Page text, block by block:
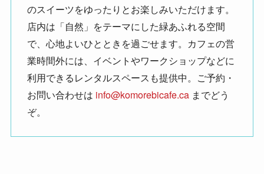
のスイーツをゆったりとお楽しみいただけます。
店内は「自然」をテーマにした緑あふれる空間
で、心地よいひとときを過ごせます。カフェの営
業時間外には、イベントやワークショップなどに
利用できるレンタルスペースも提供中。ご予約・
お問い合わせは info@komorebicafe.caまでどう
ぞ。